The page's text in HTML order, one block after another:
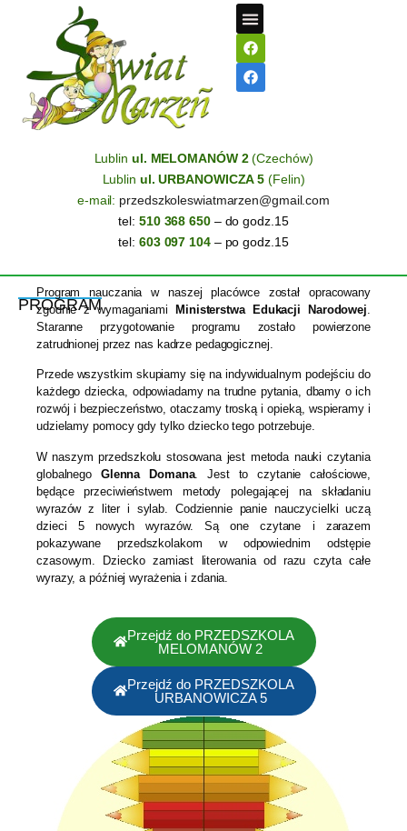
Lublin ul. MELOMANÓW 2(Czechów)
Lublin ul. URBANOWICZA 5 (Felin)
e-mail: przedszkoleswiatmarzen@gmail.com
tel: 510 368 650– do godz.15
tel: 603 097 104– po godz.15
PROGRAM
Program nauczania w naszej placówce został opracowany
zgodnie z wymaganiamiMinisterstwa Edukacji Narodowej
Staranne przygotowanie programu zostało powierzone
zatrudnionej przez nas kadrze pedagogicznej.
Przede wszystkim skupiamy się na indywidualnym podejściu do
każdego dziecka, odpowiadamy na trudne pytania, dbamy o ich
rozwój i bezpieczeństwo, otaczamy troską i opieką, wspieramy i
udzielamy pomocy gdy tylko dziecko tego potrzebuje.
W naszym przedszkolu stosowana jest metoda nauki czytania
globalnego Glenna Domana. Jest to czytanie całościowe,
będące przeciwieństwem metody polegającej na składaniu
wyrazów z liter i sylab. Codziennie panie nauczycielki uczą
dzieci 5 nowych wyrazów. Są one czytane i zarazem
pokazywane przedszkolakom w odpowiednim odstępie
czasowym. Dziecko zamiast literowania od razu czyta całe
wyrazy, a później wyrażenia i zdania.
Przejdź do PRZEDSZKOLA
MELOMANÓW 2
Przejdź do PRZEDSZKOLA
URBANOWICZA 5